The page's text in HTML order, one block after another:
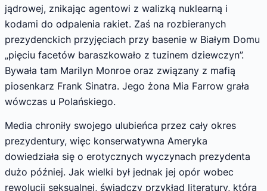
jądrowej, znikając agentowi z walizką nuklearną i
kodami do odpalenia rakiet. Zaś na rozbieranych
prezydenckich przyjęciach przy basenie w Białym Domu
„pięciu facetów baraszkowało z tuzinem dziewczyn”.
Bywała tam Marilyn Monroe oraz związany z mafią
piosenkarz Frank Sinatra. Jego żona Mia Farrow grała
wówczas u Polańskiego.
Media chroniły swojego ulubieńca przez cały okres
prezydentury, więc konserwatywna Ameryka
dowiedziała się o erotycznych wyczynach prezydenta
dużo później. Jak wielki był jednak jej opór wobec
rewolucji seksualnej, świadczy przykład literatury, która